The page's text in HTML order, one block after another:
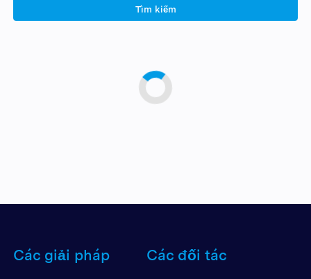
Tìm kiếm
Các giải pháp Các đối tác